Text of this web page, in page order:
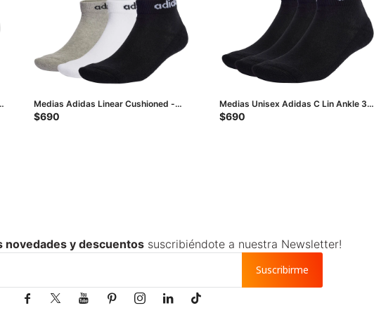
Medias Adidas Linear Cushioned -
Negro - Blanco - Gris
$690
Medias Unisex Adidas C Lin Ankle 3P
- Negro - Blanco
$690
novedades y descuentossuscribiéndote a nuestra Newsletter!
Suscribirme
      